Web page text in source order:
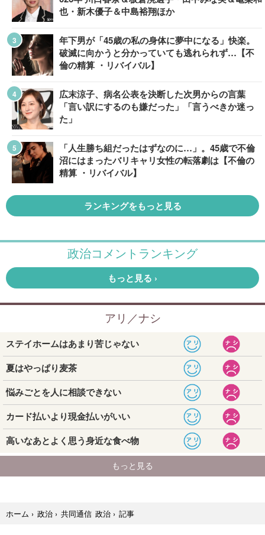
也・新木優子＆中島裕翔ほか
年下男が「45歳の私の身体に夢中になる」快楽。
破滅に向かうと分かっていても逃れられず…【不
倫の精算 ・リバイバル】
広末涼子、病名公表を決断した次男からの言葉
「言い訳にするのも嫌だった」「言うべきか迷っ
た」
「人生勝ち組だったはずなのに…」。45歳で不倫
沼にはまったバリキャリ女性の転落劇は【不倫の
精算 ・リバイバル】
ランキングをもっと見る
ホーム › 政治 › 共同通信 政治 › 記事